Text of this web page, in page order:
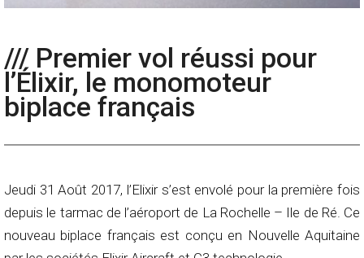
/// Premier vol réussi pour
l’Élixir, le monomoteur
biplace français
Jeudi 31 Août 2017, l’Elixir s’est envolé pour la première fois
depuis le tarmac de l’aéroport de La Rochelle – Ile de Ré. Ce
nouveau biplace français est conçu en Nouvelle Aquitaine